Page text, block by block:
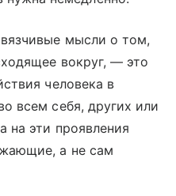
мысли о том,
вокруг, — это
человека в
всем себя, других или
на эти проявления
а не сам